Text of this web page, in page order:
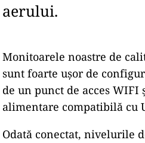
aerului.
Monitoarele noastre de
sunt foarte ușor de
de un punct de acces WIFI
alimentare compatibilă cu
Odată conectat, nivelurile